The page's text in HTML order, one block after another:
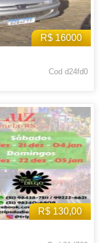
R$ 16000
Cod d24fd0
R$ 130,00